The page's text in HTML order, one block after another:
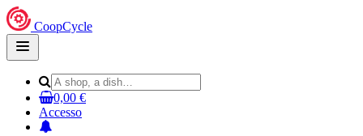
CoopCycle
Open
main
0,00 €
Accesso